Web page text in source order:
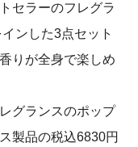
セラーのフレグラ
ンした3点セット
りが全身で楽しめ
グランスのポップ
製品の税込6830円